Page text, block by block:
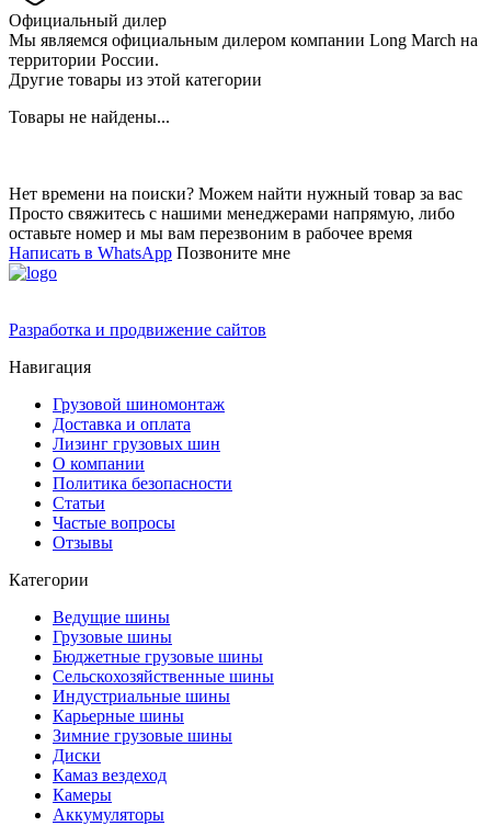
Официальный дилер
Мы являемся официальным дилером компании Long March на
территории России.
Другие товары из этой категории
Товары не найдены...
Нет времени на поиски? Можем найти нужный товар за вас
Просто свяжитесь с нашими менеджерами напрямую, либо
оставьте номер и мы вам перезвоним в рабочее время
Написать в WhatsApp Позвоните мне
Разработка и продвижение сайтов
Навигация
Грузовой шиномонтаж
Доставка и оплата
Лизинг грузовых шин
О компании
Политика безопасности
Статьи
Частые вопросы
Отзывы
Категории
Ведущие шины
Грузовые шины
Бюджетные грузовые шины
Сельскохозяйственные шины
Индустриальные шины
Карьерные шины
Зимние грузовые шины
Диски
Камаз вездеход
Камеры
Аккумуляторы